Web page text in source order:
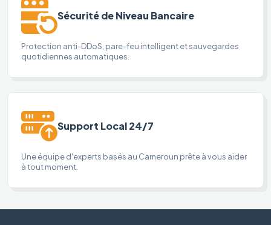
Sécurité de Niveau Bancaire
Protection anti-DDoS, pare-feu intelligent et sauvegardes
quotidiennes automatiques.
Support Local 24/7
Une équipe d'experts basés au Cameroun prête à vous aider
à tout moment.